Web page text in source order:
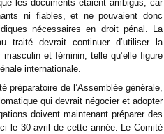
les documents étaient ambigus, car
ni fiables, et ne pouvaient donc
nécessaires en droit pénal. La
traité devrait continuer d’utiliser la
et féminin, telle qu’elle figure
internationale.
préparatoire de l’Assemblée générale,
qui devrait négocier et adopter
doivent maintenant préparer des
le 30 avril de cette année. Le Comité